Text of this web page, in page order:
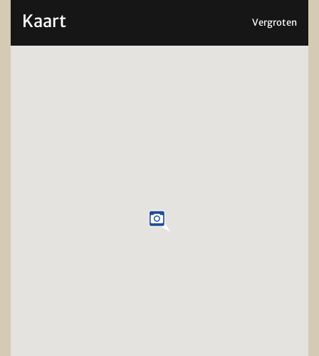
Kaart Vergroten